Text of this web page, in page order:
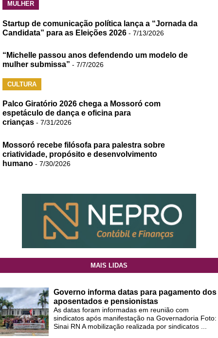
MULHER
Startup de comunicação política lança a “Jornada da
Candidata” para as Eleições 2026 - 7/13/2026
“Michelle passou anos defendendo um modelo de
mulher submissa” - 7/7/2026
CULTURA
Palco Giratório 2026 chega a Mossoró com
espetáculo de dança e oficina para
crianças - 7/31/2026
Mossoró recebe filósofa para palestra sobre
criatividade, propósito e desenvolvimento
humano - 7/30/2026
MAIS LIDAS
Governo informa datas para pagamento dos
aposentados e pensionistas
As datas foram informadas em reunião com
sindicatos após manifestação na Governadoria Foto:
Sinai RN A mobilização realizada por sindicatos ...